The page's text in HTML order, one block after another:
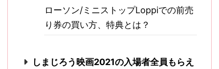
ローソン/ミニストップLoppiでの前売
り券の買い方、特典とは？
しまじろう映画2021の入場者全員もらえ